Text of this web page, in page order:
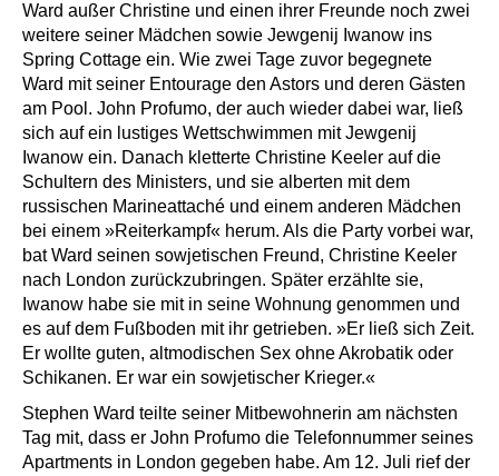
Ward außer Christine und einen ihrer Freunde noch zwei
weitere seiner Mädchen sowie Jewgenij Iwanow ins
Spring Cottage ein. Wie zwei Tage zuvor begegnete
Ward mit seiner Entourage den Astors und deren Gästen
am Pool. John Profumo, der auch wieder dabei war, ließ
sich auf ein lustiges Wettschwimmen mit Jewgenij
Iwanow ein. Danach kletterte Christine Keeler auf die
Schultern des Ministers, und sie alberten mit dem
russischen Marineattaché und einem anderen Mädchen
bei einem »Reiterkampf« herum. Als die Party vorbei war,
bat Ward seinen sowjetischen Freund, Christine Keeler
nach London zurückzubringen. Später erzählte sie,
Iwanow habe sie mit in seine Wohnung genommen und
es auf dem Fußboden mit ihr getrieben. »Er ließ sich Zeit.
Er wollte guten, altmodischen Sex ohne Akrobatik oder
Schikanen. Er war ein sowjetischer Krieger.«
Stephen Ward teilte seiner Mitbewohnerin am nächsten
Tag mit, dass er John Profumo die Telefonnummer seines
Apartments in London gegeben habe. Am 12. Juli rief der